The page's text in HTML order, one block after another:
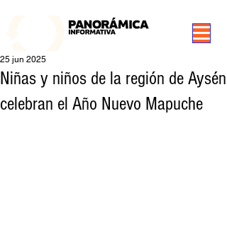
Niñas y niños de la región de Aysén
celebran el Año Nuevo Mapuche
25 jun 2025